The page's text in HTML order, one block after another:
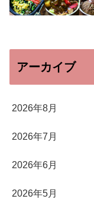
アーカイブ
2026年8月
2026年7月
2026年6月
2026年5月